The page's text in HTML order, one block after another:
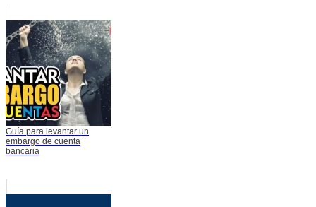
Guía para levantar un
embargo de cuenta
bancaria